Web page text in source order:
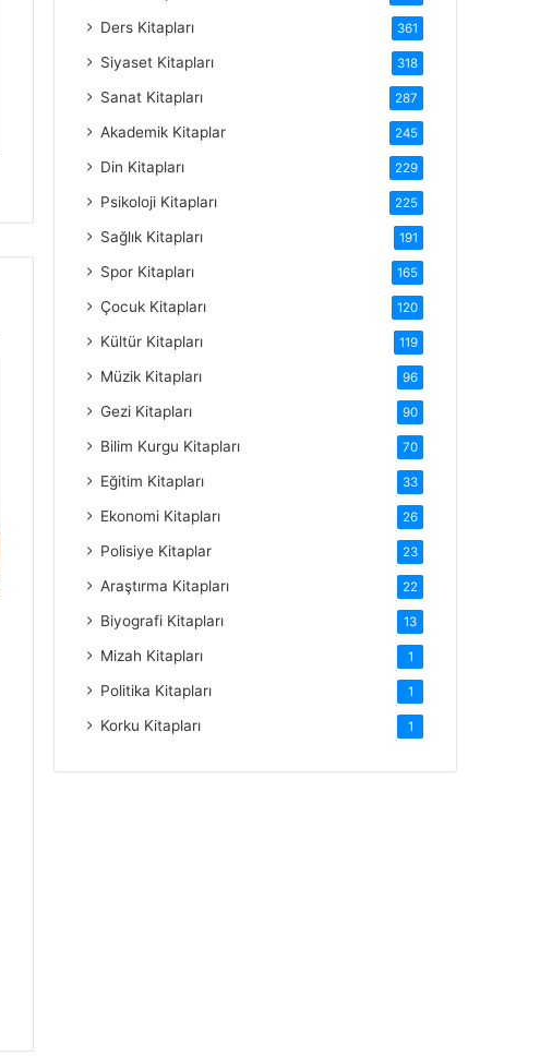
Ders Kitapları 361
Siyaset Kitapları 318
Sanat Kitapları 287
Akademik Kitaplar 245
Din Kitapları 229
Psikoloji Kitapları 225
Sağlık Kitapları 191
Spor Kitapları 165
Çocuk Kitapları 120
Kültür Kitapları 119
Müzik Kitapları 96
Gezi Kitapları 90
Bilim Kurgu Kitapları 70
Eğitim Kitapları 33
Ekonomi Kitapları 26
Polisiye Kitaplar 23
Araştırma Kitapları 22
Biyografi Kitapları 13
Mizah Kitapları 1
Politika Kitapları 1
Korku Kitapları 1